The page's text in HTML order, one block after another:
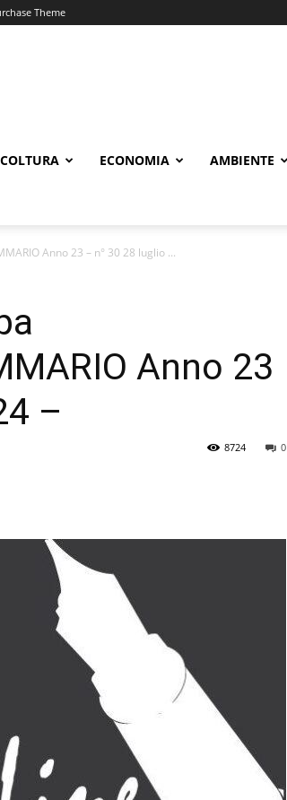
Theme
ECONOMIA AMBIENTE
Anno 23 – n° 30 28 luglio ...
Anno 23
–
0
8724